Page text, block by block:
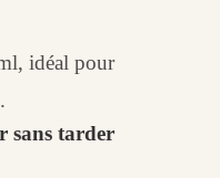
idéal pour
sans tarder